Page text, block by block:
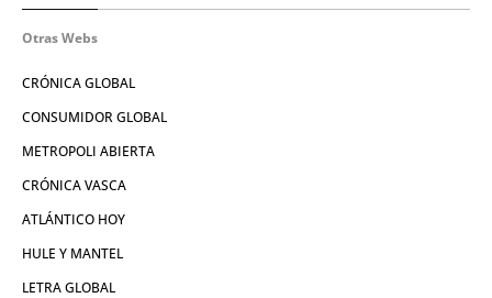
Otras Webs
CRÓNICA GLOBAL
CONSUMIDOR GLOBAL
METROPOLI ABIERTA
CRÓNICA VASCA
ATLÁNTICO HOY
HULE Y MANTEL
LETRA GLOBAL